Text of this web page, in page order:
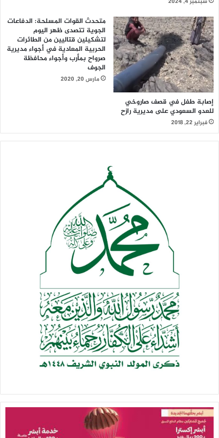
إصابة طفل في قصف صاروخي
للعدو السعودي على مديرية رازح
فبراير 22, 2018
متحدث القوات المسلحة: الدفاعات
الجوية تتصدى ظهر اليوم
لتشكيلين قتاليين من الطائرات
الحربية المعادية في أجواء مديرية
صرواح بمأرب وأجواء محافظة
الجوف
مارس 20, 2020